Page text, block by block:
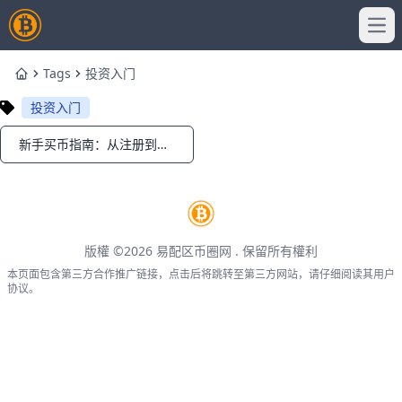
HomeTags
投资入门
投资入门
Notifications 新手买币指南：从注册到下单的完整流程
版權 ©2026 易配区币圈网 . 保留所有權利
本页面包含第三方合作推广链接，点击后将跳转至第三方网站，请仔细阅读其用户
协议。